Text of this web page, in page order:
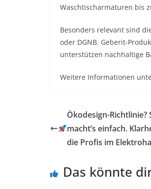
Waschtischarmaturen bis
Besonders relevant sind
oder DGNB. Geberit-
unterstützen nachhaltige
Weitere Informationen
Ökodesign-Richtlinie?
macht’s einfach.
die Profis im
Das könnte